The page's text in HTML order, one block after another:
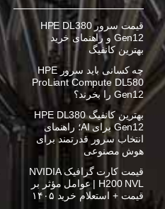
قیمت سرور HPE DL380
Gen12 و راهنمای خرید
بهترین کانفیگ
چه کسانی باید سرور HPE
ProLiant Compute DL580
Gen12 را بخرند؟
بهترین کانفیگ HPE DL380
Gen12 برای AI؛ راهنمای
انتخاب سرور قدرتمند برای
هوش مصنوعی
قیمت کارت گرافیک NVIDIA
H200 NVL | عوامل مؤثر بر
قیمت + استعلام خرید ۱۴۰۵